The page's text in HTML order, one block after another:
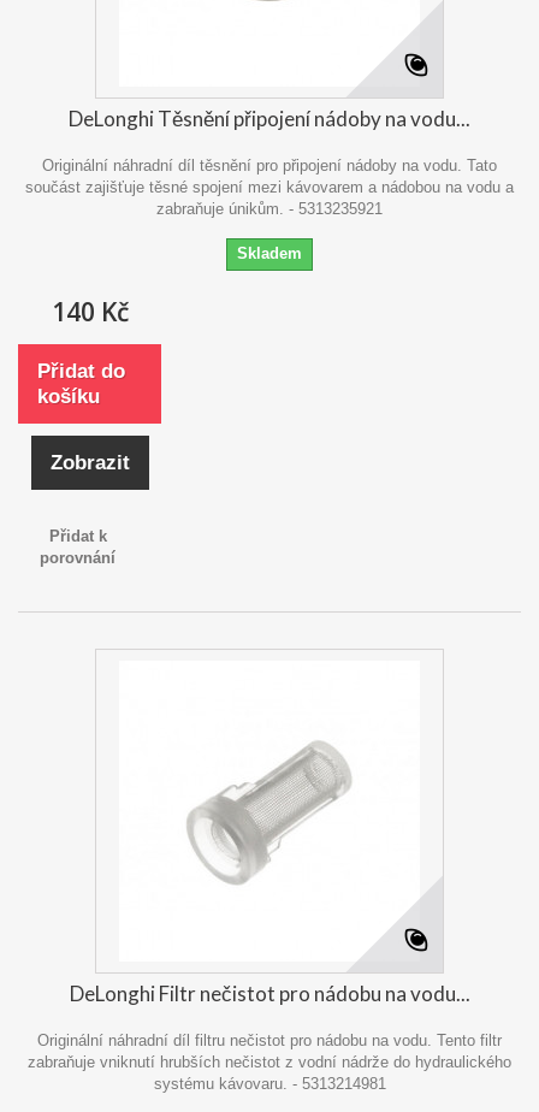
DeLonghi Těsnění připojení nádoby na vodu...
Originální náhradní díl těsnění pro připojení nádoby na vodu. Tato
součást zajišťuje těsné spojení mezi kávovarem a nádobou na vodu a
zabraňuje únikům. - 5313235921
Skladem
140 Kč
Přidat do
košíku
Zobrazit
Přidat k
porovnání
DeLonghi Filtr nečistot pro nádobu na vodu...
Originální náhradní díl filtru nečistot pro nádobu na vodu. Tento filtr
zabraňuje vniknutí hrubších nečistot z vodní nádrže do hydraulického
systému kávovaru. - 5313214981